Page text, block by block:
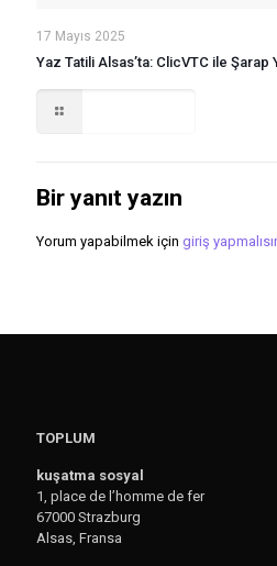
17 Mayıs 2025
Yaz Tatili Alsas’ta: ClicVTC ile
Bir yanıt yazın
Yorum yapabilmek için giriş
TOPLUM
kuşatma sosyal
1, place de l’homme de fer
67000 Strazburg
Alsas, Fransa